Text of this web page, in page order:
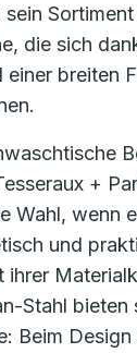
die sich
einer breiten
+
Wahl, wenn
und
ihrer
Stahl bieten
Beim